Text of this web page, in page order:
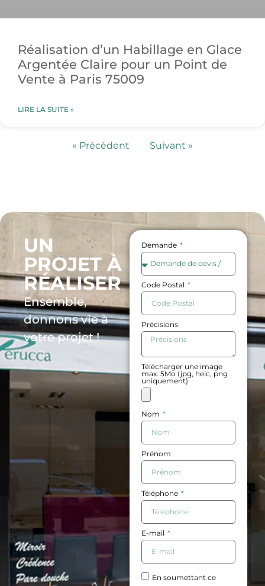
Réalisation d’un Habillage en Glace
Argentée Claire pour un Point de
Vente à Paris 75009
LIRE LA SUITE »
« Précédent Suivant »
UN
PROJET À
RÉALISER
Ensemble,
donnons vie à
votre projet !
Demande
Code Postal
Précisions
Télécharger une image
max. 5Mo (jpg, heic, png
uniquement)
Nom
Prénom
Téléphone
E-mail
En soumettant ce